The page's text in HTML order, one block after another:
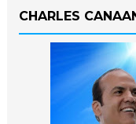
CHARLES